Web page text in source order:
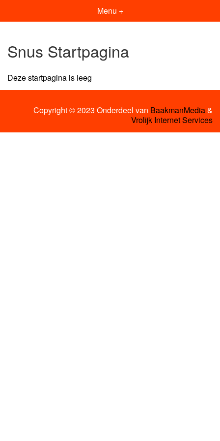
Menu +
Snus Startpagina
Deze startpagina is leeg
Copyright © 2023 Onderdeel van BaakmanMedia&
Vrolijk Internet Services